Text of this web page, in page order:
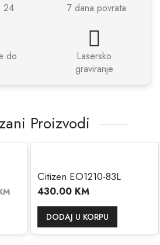
24
7 dana povrata
do
Lasersko
graviranje
Proizvodi
Citizen EO1210-83L
430.00 KM
DODAJ U KORPU